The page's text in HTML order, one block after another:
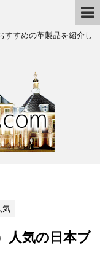
すすめの革製品を紹介し
気
人気の日本ブ